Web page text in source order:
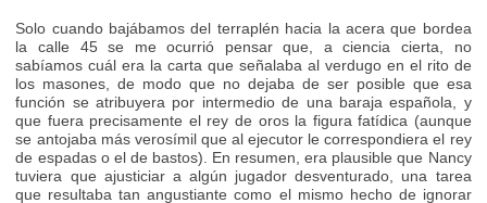
Solo cuando bajábamos del terraplén hacia la acera que bordea
la calle 45 se me ocurrió pensar que, a ciencia cierta, no
sabíamos cuál era la carta que señalaba al verdugo en el rito de
los masones, de modo que no dejaba de ser posible que esa
función se atribuyera por intermedio de una baraja española, y
que fuera precisamente el rey de oros la figura fatídica (aunque
se antojaba más verosímil que al ejecutor le correspondiera el rey
de espadas o el de bastos). En resumen, era plausible que Nancy
tuviera que ajusticiar a algún jugador desventurado, una tarea
que resultaba tan angustiante como el mismo hecho de ignorar